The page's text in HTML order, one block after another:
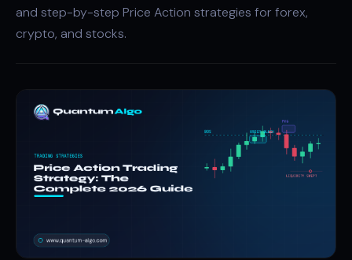
and step-by-step Price Action strategies for forex,
crypto, and stocks.